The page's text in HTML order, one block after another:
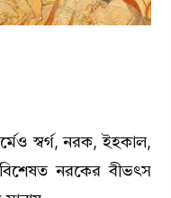
স্বর্গ, নরক, ইহকাল,
নরকের বীভৎস